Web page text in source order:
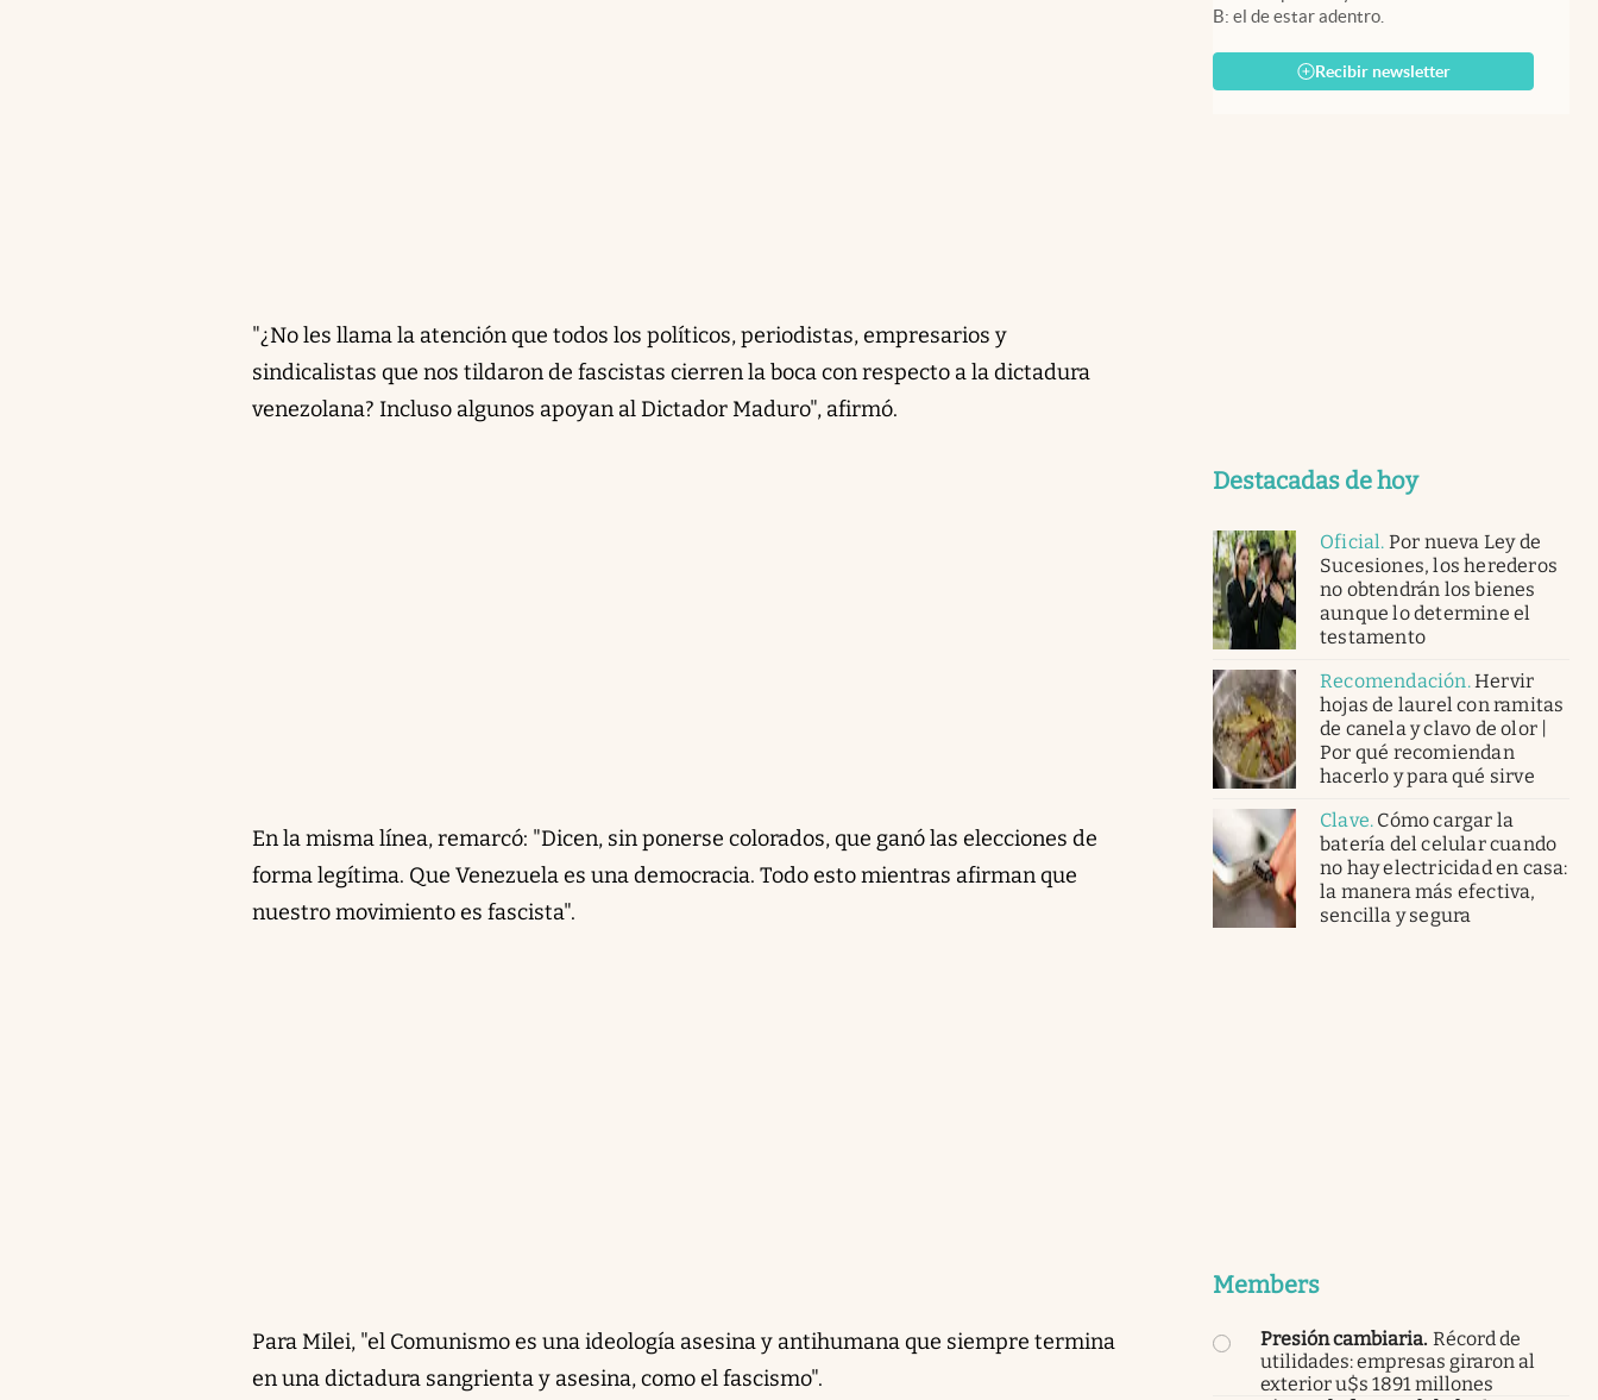
"¿No les llama la atención que todos los políticos, periodistas, empresarios y
sindicalistas que nos tildaron de fascistas cierren la boca con respecto a la dictadura
venezolana? Incluso algunos apoyan al Dictador Maduro", afirmó.
En la misma línea, remarcó: "Dicen, sin ponerse colorados, que ganó las elecciones de
forma legítima. Que Venezuela es una democracia. Todo esto mientras afirman que
nuestro movimiento es fascista".
Para Milei, "el Comunismo es una ideología asesina y antihumana que siempre termina
en una dictadura sangrienta y asesina, como el fascismo".
B: el de estar adentro.
Recibir newsletter
Destacadas de hoy
Oficial. Por nueva Ley de
Sucesiones, los herederos
no obtendrán los bienes
aunque lo determine el
testamento
Recomendación.Hervir
hojas de laurel con ramitas
de canela y clavo de olor |
Por qué recomiendan
hacerlo y para qué sirve
Clave. Cómo cargar la
batería del celular cuando
no hay electricidad en casa:
la manera más efectiva,
sencilla y segura
Members
Presión cambiaria. Récord de
utilidades: empresas giraron al
exterior u$s 1891 millones